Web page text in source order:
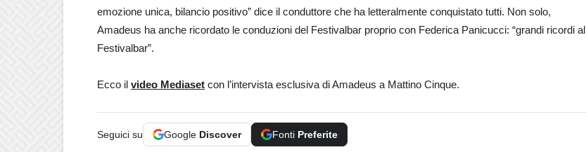
emozione unica, bilancio positivo” dice il conduttore che ha letteralmente conquistato tutti. Non solo,
Amadeus ha anche ricordato le conduzioni del Festivalbar proprio con Federica Panicucci: “grandi ricordi al
Festivalbar”.
Ecco il video Mediaset con l’intervista esclusiva di Amadeus a Mattino Cinque.
Seguici su Google Discover Fonti Preferite